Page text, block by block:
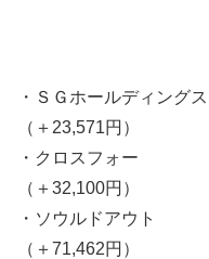
・ＳＧホールディングス
（＋23,571円）
・クロスフォー
（＋32,100円）
・ソウルドアウト
（＋71,462円）